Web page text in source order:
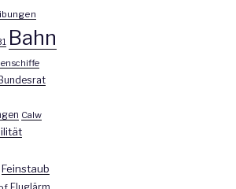
Bahn
Bundesrat
Calw
Feinstaub